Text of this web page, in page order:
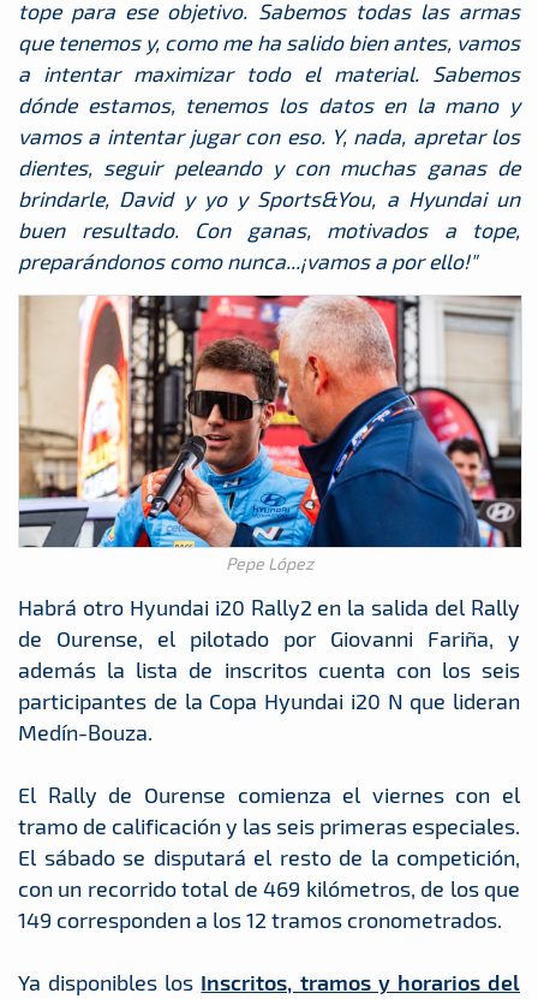
tope para ese objetivo. Sabemos todas las armas
que tenemos y, como me ha salido bien antes, vamos
a intentar maximizar todo el material. Sabemos
dónde estamos, tenemos los datos en la mano y
vamos a intentar jugar con eso. Y, nada, apretar los
dientes, seguir peleando y con muchas ganas de
brindarle, David y yo y Sports&You, a Hyundai un
buen resultado. Con ganas, motivados a tope,
preparándonos como nunca...¡vamos a por ello!"
Pepe López
Habrá otro Hyundai i20 Rally2 en la salida del Rally
de Ourense, el pilotado por Giovanni Fariña, y
además la lista de inscritos cuenta con los seis
participantes de la Copa Hyundai i20 N que lideran
Medín-Bouza.
El Rally de Ourense comienza el viernes con el
tramo de calificación y las seis primeras especiales.
El sábado se disputará el resto de la competición,
con un recorrido total de 469 kilómetros, de los que
149 corresponden a los 12 tramos cronometrados.
Ya disponibles los Inscritos, tramos y horarios del